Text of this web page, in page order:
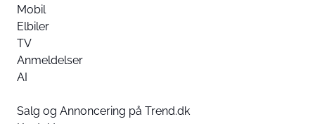
Mobil
Elbiler
TV
Anmeldelser
AI
Salg og Annoncering på Trend.dk